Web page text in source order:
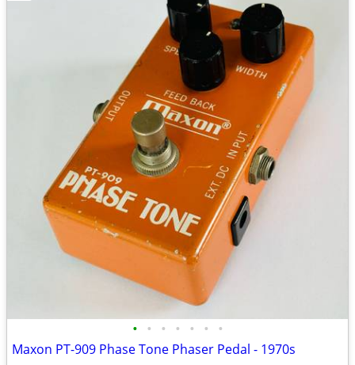
• • • • • • •
Maxon PT-909 Phase Tone Phaser Pedal - 1970s